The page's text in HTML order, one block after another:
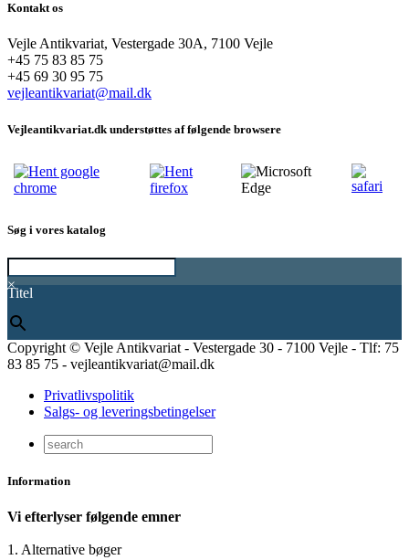
Kontakt os
Vejle Antikvariat, Vestergade 30A, 7100 Vejle
+45 75 83 85 75
+45 69 30 95 75
vejleantikvariat@mail.dk
Vejleantikvariat.dk understøttes af følgende browsere
Søg i vores katalog
×
Titel
Copyright © Vejle Antikvariat - Vestergade 30 - 7100 Vejle - Tlf: 75
83 85 75 - vejleantikvariat@mail.dk
Privatlivspolitik
Salgs- og leveringsbetingelser
Information
Vi efterlyser følgende emner
1. Alternative bøger